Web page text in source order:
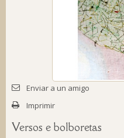
Enviar a un amigo
Imprimir
Versos e bolboretas